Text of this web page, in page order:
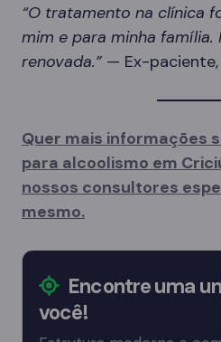
“O tratamento na clínica
mim e para minha família.
renovada.” — Ex-
Quer mais informações
para alcoolismo em
nossos consultores
mesmo.
Encontre uma
você!